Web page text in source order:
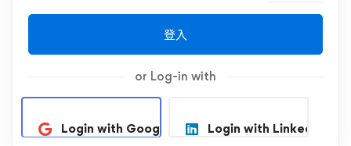
登入
or Log-in with
Login with Google Login with Linkedin